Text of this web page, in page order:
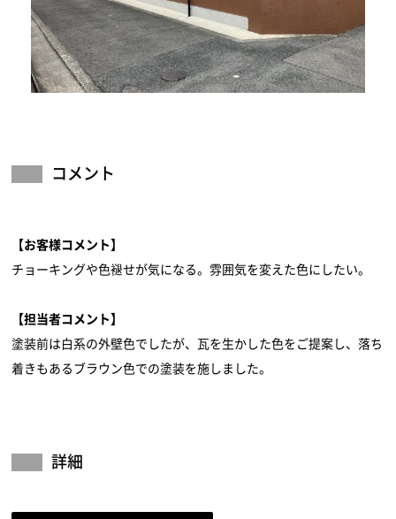
コメント
【お客様コメント】
チョーキングや色褪せが気になる。雰囲気を変えた色にしたい。
【担当者コメント】
塗装前は白系の外壁色でしたが、瓦を生かした色をご提案し、落ち
着きもあるブラウン色での塗装を施しました。
詳細